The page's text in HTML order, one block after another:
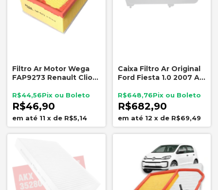
Filtro Ar Motor Wega
FAP9273 Renault Clio
Nissan Livina
R$46,90
R$44,56
11 x de R$5,14
Caixa Filtro Ar Original
Ford Fiesta 1.0 2007 A
R$682,90
R$648,76
12 x de R$69,49